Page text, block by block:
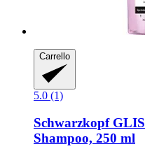
Carrello
5.0 (1)
Schwarzkopf
Shampoo, 250 ml